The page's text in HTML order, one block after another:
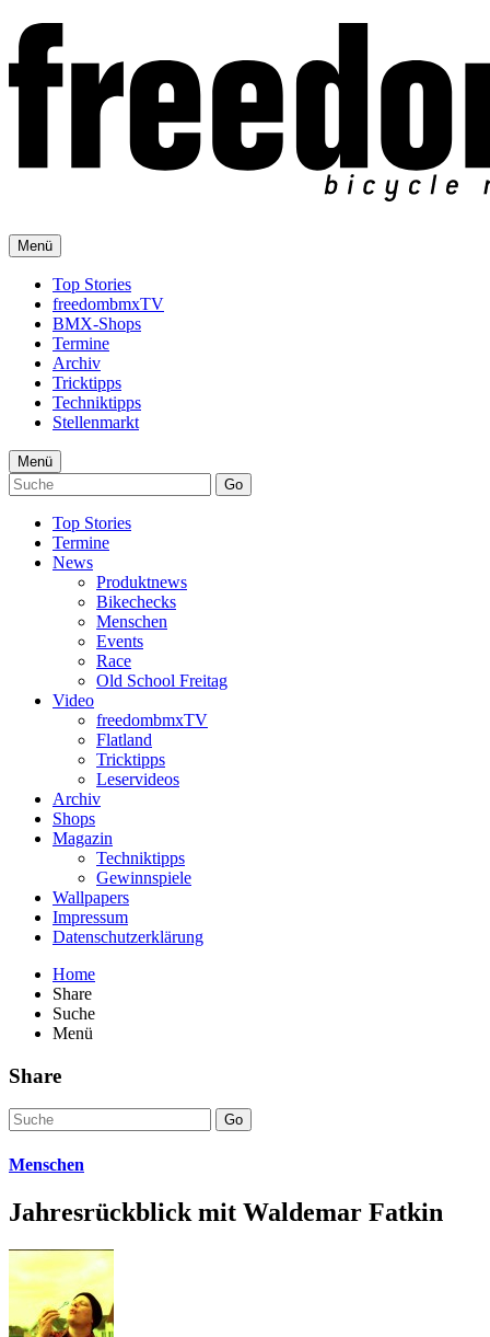
Menü
Top Stories
freedombmxTV
BMX-Shops
Termine
Archiv
Tricktipps
Techniktipps
Stellenmarkt
Menü
Go
Top Stories
Termine
News
Produktnews
Bikechecks
Menschen
Events
Race
Old School Freitag
Video
freedombmxTV
Flatland
Tricktipps
Leservideos
Archiv
Shops
Magazin
Techniktipps
Gewinnspiele
Wallpapers
Impressum
Datenschutzerklärung
Home
Share
Suche
Menü
Share
Go
Menschen
Jahresrückblick mit Waldemar Fatkin